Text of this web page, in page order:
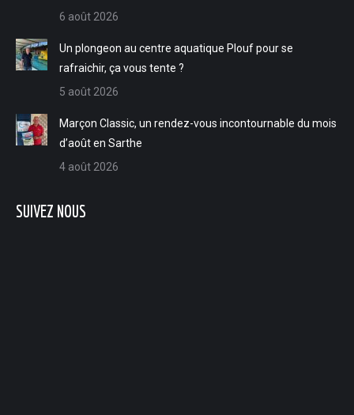
6 août 2026
Un plongeon au centre aquatique Plouf pour se
rafraichir, ça vous tente ?
5 août 2026
Marçon Classic, un rendez-vous incontournable du mois
d’août en Sarthe
4 août 2026
SUIVEZ NOUS